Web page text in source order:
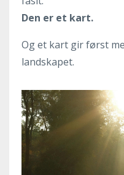
Den er et kart.
Og et kart gir først
landskapet.